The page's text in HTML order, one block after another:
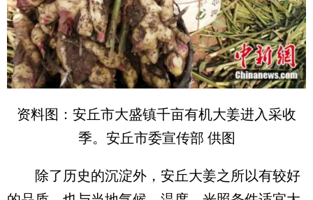
资料图：安丘市大盛镇千亩有机大姜进入采收
季。安丘市委宣传部 供图
除了历史的沉淀外，安丘大姜之所以有较好